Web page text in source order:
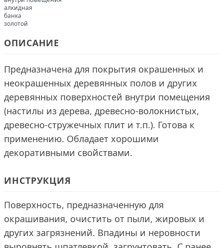
алкидная
банка
золотой
ОПИСАНИЕ
Предназначена для покрытия окрашенных и
неокрашенных деревянных полов и других
деревянных поверхностей внутри помещения
(настилы из дерева, древесно-волокнистых,
древесно-стружечных плит и т.п.). Готова к
применению. Обладает хорошими
декоративными свойствами.
ИНСТРУКЦИЯ
Поверхность, предназначенную для
окрашивания, очистить от пыли, жировых и
других загрязнений. Впадины и неровности